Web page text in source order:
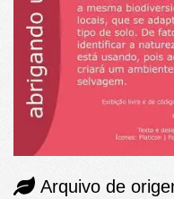
Arquivo de